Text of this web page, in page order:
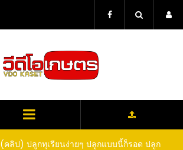
(คลิป) ปลูกทุเรียนง่ายๆ ปลูกแบบนี้ก็รอด ปลูก